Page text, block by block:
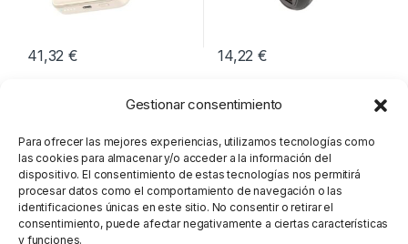
Gestionar consentimiento
Para ofrecer las mejores experiencias, utilizamos tecnologías como
las cookies para almacenar y/o acceder a la información del
dispositivo. El consentimiento de estas tecnologías nos permitirá
procesar datos como el comportamiento de navegación o las
identificaciones únicas en este sitio. No consentir o retirar el
consentimiento, puede afectar negativamente a ciertas características
y funciones.
41,32€ 14,22€